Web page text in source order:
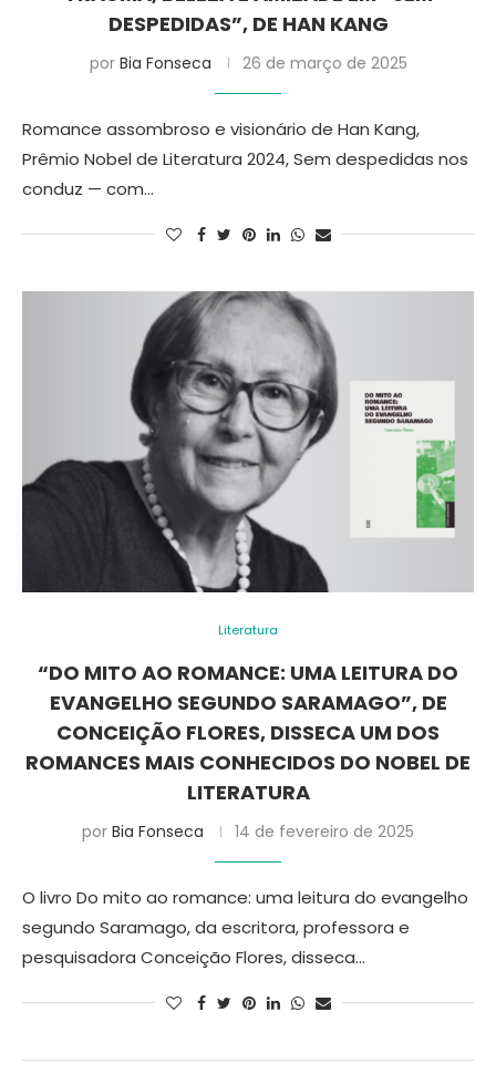
DESPEDIDAS”, DE HAN KANG
por Bia Fonseca 26 de março de 2025
Romance assombroso e visionário de Han Kang,
Prêmio Nobel de Literatura 2024, Sem despedidas nos
conduz — com…
Literatura
“DO MITO AO ROMANCE: UMA LEITURA DO
EVANGELHO SEGUNDO SARAMAGO”, DE
CONCEIÇÃO FLORES, DISSECA UM DOS
ROMANCES MAIS CONHECIDOS DO NOBEL DE
LITERATURA
por Bia Fonseca 14 de fevereiro de 2025
O livro Do mito ao romance: uma leitura do evangelho
segundo Saramago, da escritora, professora e
pesquisadora Conceição Flores, disseca…